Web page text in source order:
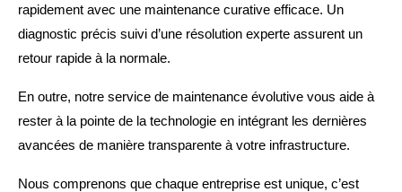
rapidement avec une maintenance curative efficace. Un
diagnostic précis suivi d’une résolution experte assurent un
retour rapide à la normale.
En outre, notre service de maintenance évolutive vous aide à
rester à la pointe de la technologie en intégrant les dernières
avancées de manière transparente à votre infrastructure.
Nous comprenons que chaque entreprise est unique, c’est